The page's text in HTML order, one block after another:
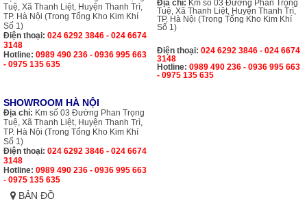
Tuệ, Xã Thanh Liệt, Huyện Thanh Trì,
TP. Hà Nội (Trong Tổng Kho Kim Khí
Số 1)
Điện thoại: 024 6292 3846 - 024 6674
3148
Hotline: 0989 490 236 - 0936 995 663
- 0975 135 635
Địa chỉ: Km số 03 Đường Phan Trọng
Tuệ, Xã Thanh Liệt, Huyện Thanh Trì,
TP. Hà Nội (Trong Tổng Kho Kim Khí
Số 1)
Điện thoại: 024 6292 3846 - 024 6674
3148
Hotline: 0989 490 236 - 0936 995 663
- 0975 135 635
SHOWROOM HÀ NỘI
Địa chỉ: Km số 03 Đường Phan Trọng
Tuệ, Xã Thanh Liệt, Huyện Thanh Trì,
TP. Hà Nội (Trong Tổng Kho Kim Khí
Số 1)
Điện thoại: 024 6292 3846 - 024 6674
3148
Hotline: 0989 490 236 - 0936 995 663
- 0975 135 635
BẢN ĐỒ